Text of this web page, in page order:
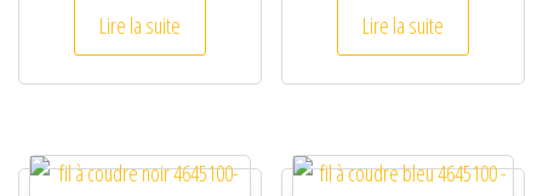
Lire la suite Lire la suite